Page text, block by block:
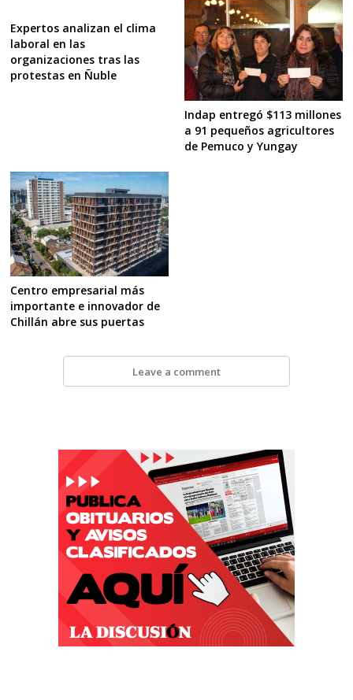
Expertos analizan el clima
laboral en las
organizaciones tras las
protestas en Ñuble
Indap entregó $113 millones
a 91 pequeños agricultores
de Pemuco y Yungay
Centro empresarial más
importante e innovador de
Chillán abre sus puertas
Leave a comment